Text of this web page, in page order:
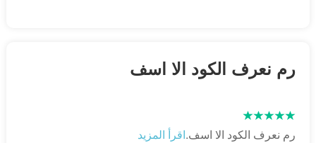
رم نعرف الكود الا اسف
رم نعرف الكود الا اسف.اقرأ المزيد